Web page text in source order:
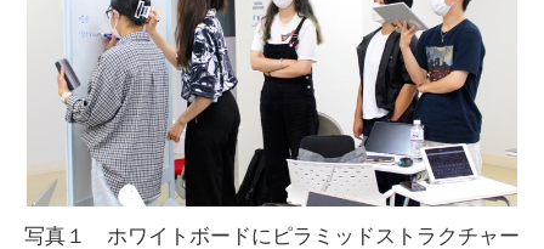
写真１ ホワイトボードにピラミッドストラクチャー